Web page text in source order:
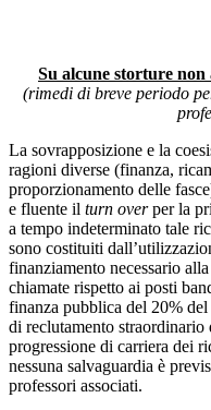
Su alcune storture
(rimedi di breve periodo
La sovrapposizione e la
ragioni diverse (finanza,
proporzionamento delle
e fluente il turn overper la
a tempo indeterminato tale
sono costituiti
finanziamento necessario
chiamate rispetto ai posti
finanza pubblica del 20% del
di reclutamento
progressione di carriera dei
nessuna salvaguardia è
professori associati.